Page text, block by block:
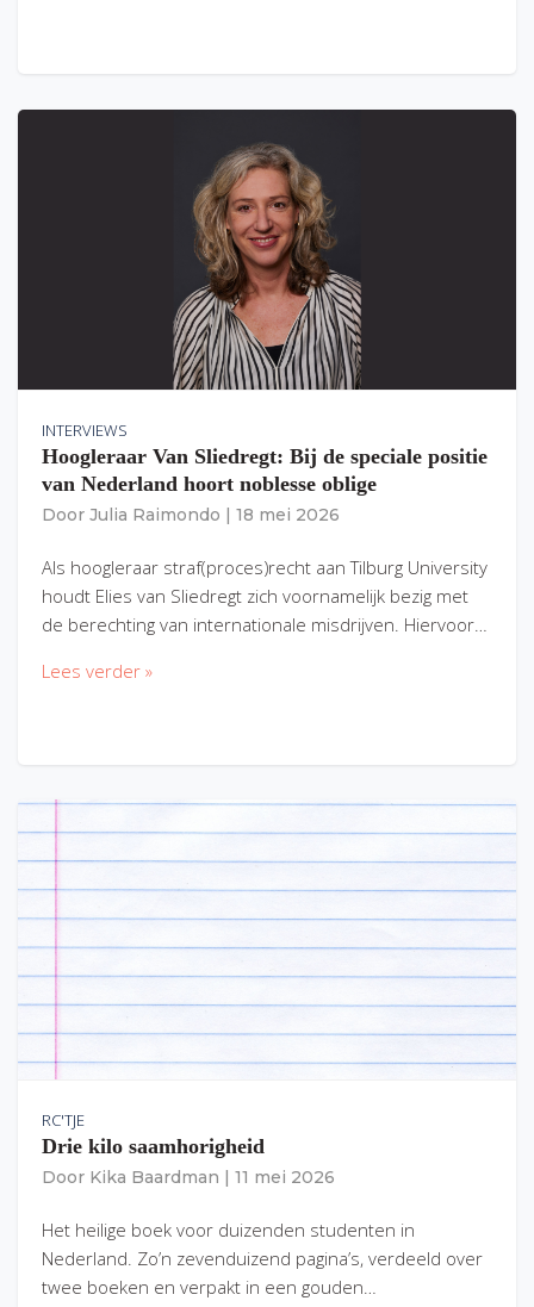
INTERVIEWS
Hoogleraar Van Sliedregt: Bij de speciale positie
van Nederland hoort noblesse oblige
Door Julia Raimondo 18 mei 2026
Als hoogleraar straf(proces)recht aan Tilburg University
houdt Elies van Sliedregt zich voornamelijk bezig met
de berechting van internationale misdrijven. Hiervoor…
Lees verder »
RC'TJE
Drie kilo saamhorigheid
Door Kika Baardman 11 mei 2026
Het heilige boek voor duizenden studenten in
Nederland. Zo’n zevenduizend pagina’s, verdeeld over
twee boeken en verpakt in een gouden…